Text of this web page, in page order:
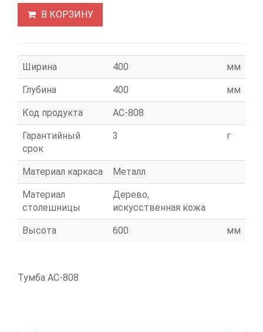
В КОРЗИНУ
Ширина 400 мм
Глубина 400 мм
Код продукта АС-808
Гарантийный
срок
3 г
Материал каркаса Металл
Материал
столешницы
Дерево,
искусственная кожа
Высота 600 мм
Тумба АС-808